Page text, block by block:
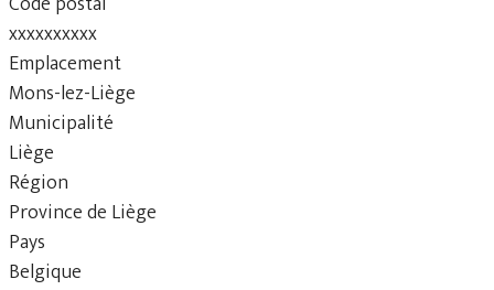
xxxxxxxxxx
Emplacement
Mons-lez-Liège
Municipalité
Liège
Région
Province de Liège
Pays
Belgique